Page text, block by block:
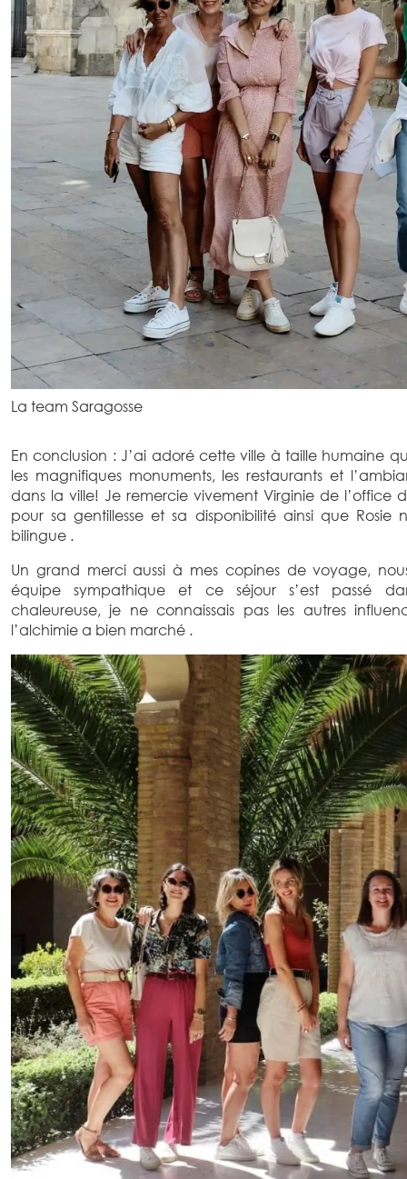
La team Saragosse
En conclusion : J’ai adoré cette ville à taille humaine
les magnifiques monuments, les restaurants et
dans la ville! Je remercie vivement Virginie de l’office
pour sa gentillesse et sa disponibilité ainsi que Rosie
bilingue .
Un grand merci aussi à mes copines de voyage,
équipe sympathique et ce séjour s’est passé
chaleureuse, je ne connaissais pas les autres
l’alchimie a bien marché .